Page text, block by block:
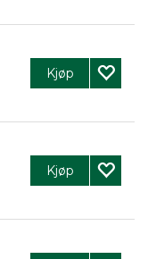
Kjøp
Kjøp